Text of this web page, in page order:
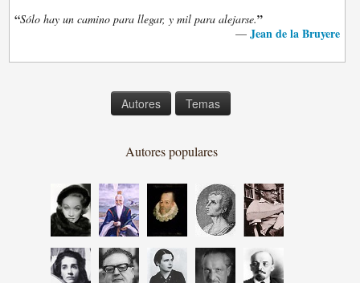
“Sólo hay un camino para llegar, y mil para alejarse.”
— Jean de la Bruyere
Autores Temas
Autores populares